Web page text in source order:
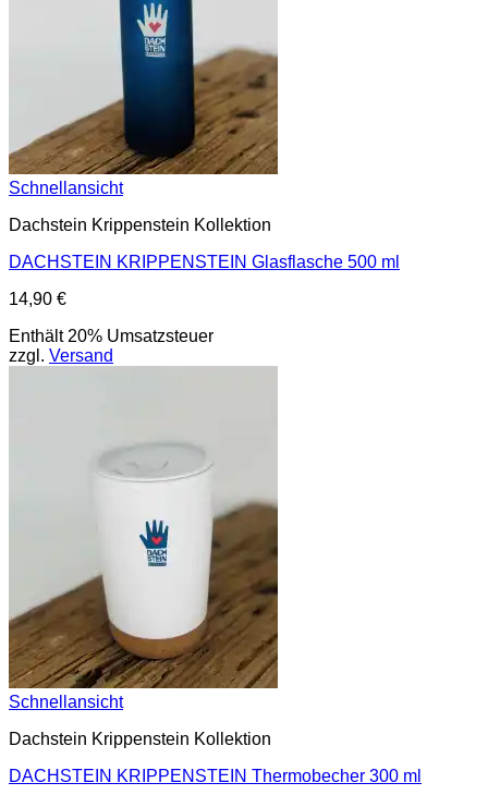
Schnellansicht
Dachstein Krippenstein Kollektion
DACHSTEIN KRIPPENSTEIN Glasflasche 500 ml
14,90 €
Enthält 20% Umsatzsteuer
zzgl. Versand
Schnellansicht
Dachstein Krippenstein Kollektion
DACHSTEIN KRIPPENSTEIN Thermobecher 300 ml